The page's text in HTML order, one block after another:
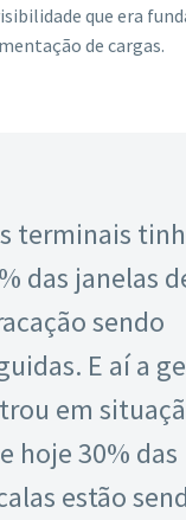
que era
de cargas.
terminais
das janelas
sendo
E aí a
em
hoje 30% das
estão